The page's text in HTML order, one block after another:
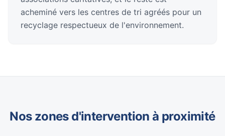
acheminé vers les centres de tri agréés pour un
recyclage respectueux de l'environnement.
Nos zones d'intervention à proximité